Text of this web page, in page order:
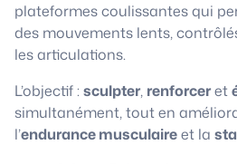
plateformes coulissantes qui
des mouvements lents,
les articulations.
L’objectif :sculpter, renforceret
simultanément, tout en
l’endurance musculaireet la